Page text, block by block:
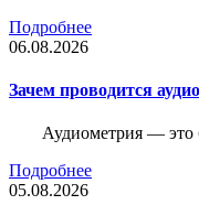
Подробнее
06.08.2026
Зачем проводится
Аудиометрия — это
Подробнее
05.08.2026